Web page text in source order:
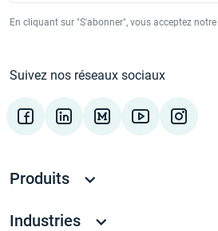
En cliquant sur "S'abonner", vous acceptez notre
Suivez nos réseaux sociaux
Produits
Industries